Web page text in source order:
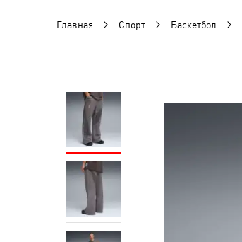
Главная Спорт Баскетбол